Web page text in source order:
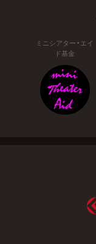
ミニシアター・エイ
ド基金